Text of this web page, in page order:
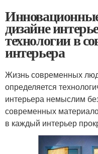
дизайне
технологии в
интерьера
Жизнь современных
определяется
интерьера немыслим
современных
в каждый интерьер